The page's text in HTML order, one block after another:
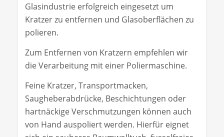
Glasindustrie erfolgreich eingesetzt um
Kratzer zu entfernen und Glasoberflächen zu
polieren.
Zum Entfernen von Kratzern empfehlen wir
die Verarbeitung mit einer Poliermaschine.
Feine Kratzer, Transportmacken,
Saugheberabdrücke, Beschichtungen oder
hartnäckige Verschmutzungen können auch
von Hand auspoliert werden. Hierfür eignet